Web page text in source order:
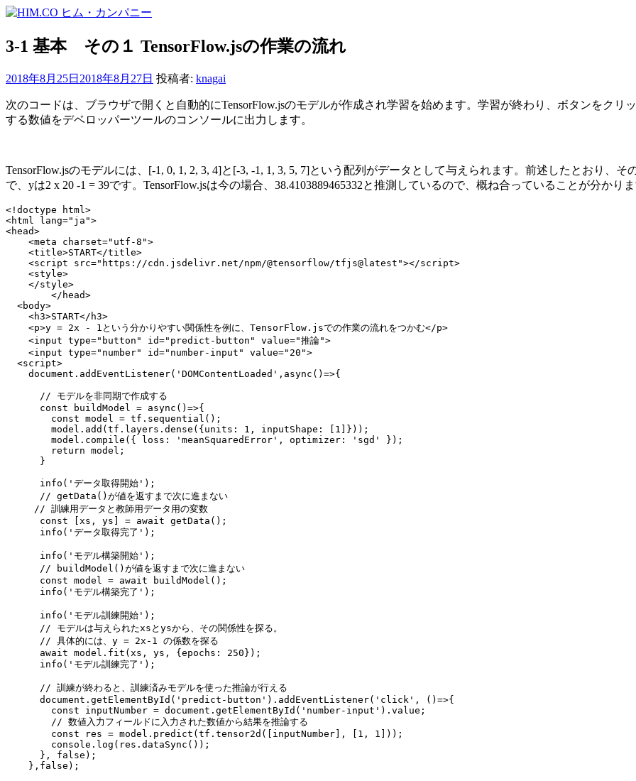
コ
テ
へ
ス
キ
3-1 基本 その１ TensorFlow.jsの作業の流れ
2018年8月25日 2018年8月27日 投稿者: knagai
次のコードは、ブラウザで開くと自動的にTensorFlow.jsのモデルが作成され学習を始めます。学習が終わり、ボタンをク
する数値をデベロッパーツールのコンソールに出力します。
TensorFlow.jsのモデルには、[-1, 0, 1, 2, 3, 4]と[-3, -1, 1, 3, 5, 7]という配列がデータとして与えられます。前述したとおり、
で、yは2 x 20 -1 = 39です。TensorFlow.jsは今の場合、38.4103889465332と推測しているので、概ね合っていることが分かり
<!doctype html>
<html lang="ja">
<head>
    <meta charset="utf-8">
    <title>START</title>
    <script src="https://cdn.jsdelivr.net/npm/@tensorflow/tfjs@latest"></script>
    <style>
    </style>
  <body>
    <h3>START</h3>
    <p>y = 2x - 1という分かりやすい関係性を例に、TensorFlow.jsでの作業の流れをつかむ</p>
    <input type="button" id="predict-button" value="推論">
    <input type="number" id="number-input" value="20">
  <script>
    document.addEventListener('DOMContentLoaded',async()=>{
      // モデルを非同期で作成する
      const buildModel = async()=>{
        const model = tf.sequential();
        model.add(tf.layers.dense({units: 1, inputShape: [1]}));
        model.compile({ loss: 'meanSquaredError', optimizer: 'sgd' });
        return model;
      }
      info('データ取得開始');
      // getData()が値を返すまで次に進まない
     // 訓練用データと教師用データ用の変数
      const [xs, ys] = await getData();
      info('データ取得完了');
      info('モデル構築開始');
      // buildModel()が値を返すまで次に進まない
      const model = await buildModel();
      info('モデル構築完了');
      info('モデル訓練開始');
      // モデルは与えられたxsとysから、その関係性を探る。
      // 具体的には、y = 2x-1 の係数を探る
      await model.fit(xs, ys, {epochs: 250});
      info('モデル訓練完了');
      // 訓練が終わると、訓練済みモデルを使った推論が行える
      document.getElementById('predict-button').addEventListener('click', ()=>{
        const inputNumber = document.getElementById('number-input').value;
        // 数値入力フィールドに入力された数値から結果を推論する
        const res = model.predict(tf.tensor2d([inputNumber], [1, 1]));
        console.log(res.dataSync());
      }, false);
    },false);